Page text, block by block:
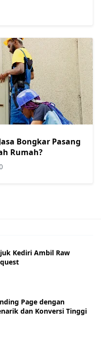
Bongkar Pasang
Rumah?
Kediri Ambil Raw
Page dengan
dan Konversi Tinggi